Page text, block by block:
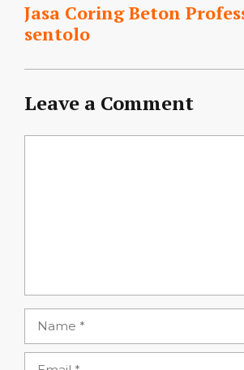
Jasa Coring Beton
sentolo
Leave a Comment